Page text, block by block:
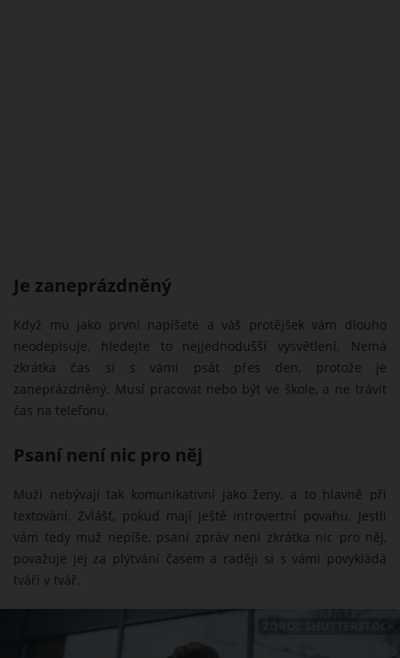
Je zaneprázdněný
Když mu jako první napíšete a váš protějšek vám dlouho
neodepisuje, hledejte to nejjednodušší vysvětlení. Nemá
zkrátka čas si s vámi psát přes den, protože je
zaneprázdněný. Musí pracovat nebo být ve škole, a ne trávit
čas na telefonu.
Psaní není nic pro něj
Muži nebývají tak komunikativní jako ženy, a to hlavně při
textování. Zvlášť, pokud mají ještě introvertní povahu. Jestli
vám tedy muž nepíše, psaní zpráv není zkrátka nic pro něj,
považuje jej za plýtvání časem a raději si s vámi povykládá
tváří v tvář.